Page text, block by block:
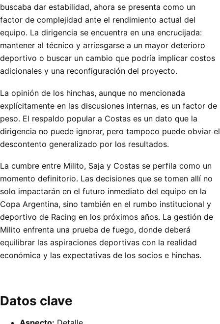
buscaba dar estabilidad, ahora se presenta como un
factor de complejidad ante el rendimiento actual del
equipo. La dirigencia se encuentra en una encrucijada:
mantener al técnico y arriesgarse a un mayor deterioro
deportivo o buscar un cambio que podría implicar costos
adicionales y una reconfiguración del proyecto.
La opinión de los hinchas, aunque no mencionada
explícitamente en las discusiones internas, es un factor de
peso. El respaldo popular a Costas es un dato que la
dirigencia no puede ignorar, pero tampoco puede obviar el
descontento generalizado por los resultados.
La cumbre entre Milito, Saja y Costas se perfila como un
momento definitorio. Las decisiones que se tomen allí no
solo impactarán en el futuro inmediato del equipo en la
Copa Argentina, sino también en el rumbo institucional y
deportivo de Racing en los próximos años. La gestión de
Milito enfrenta una prueba de fuego, donde deberá
equilibrar las aspiraciones deportivas con la realidad
económica y las expectativas de los socios e hinchas.
Datos clave